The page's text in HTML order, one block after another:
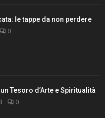
le tappe da non perdere
0
Tesoro d’Arte e Spiritualità
0